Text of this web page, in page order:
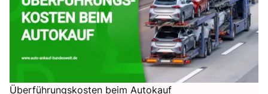
Überführungskosten beim Autokauf